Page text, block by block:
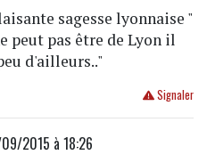
sagesse lyonnaise "
peut pas être de Lyon il
d'ailleurs.."
Signaler
2015 à 18:26